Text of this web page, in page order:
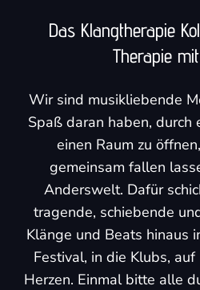
Das Klangtherapie
Therapie
Wir sind musikliebende
Spaß daran haben, durch
einen Raum zu
gemeinsam fallen
Anderswelt. Dafür
tragende, schiebende
Klänge und Beats hinaus
Festival, in die Klubs, auf
Herzen. Einmal bitte alle